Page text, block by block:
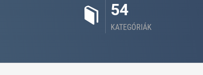
54
KATEGÓRIÁK